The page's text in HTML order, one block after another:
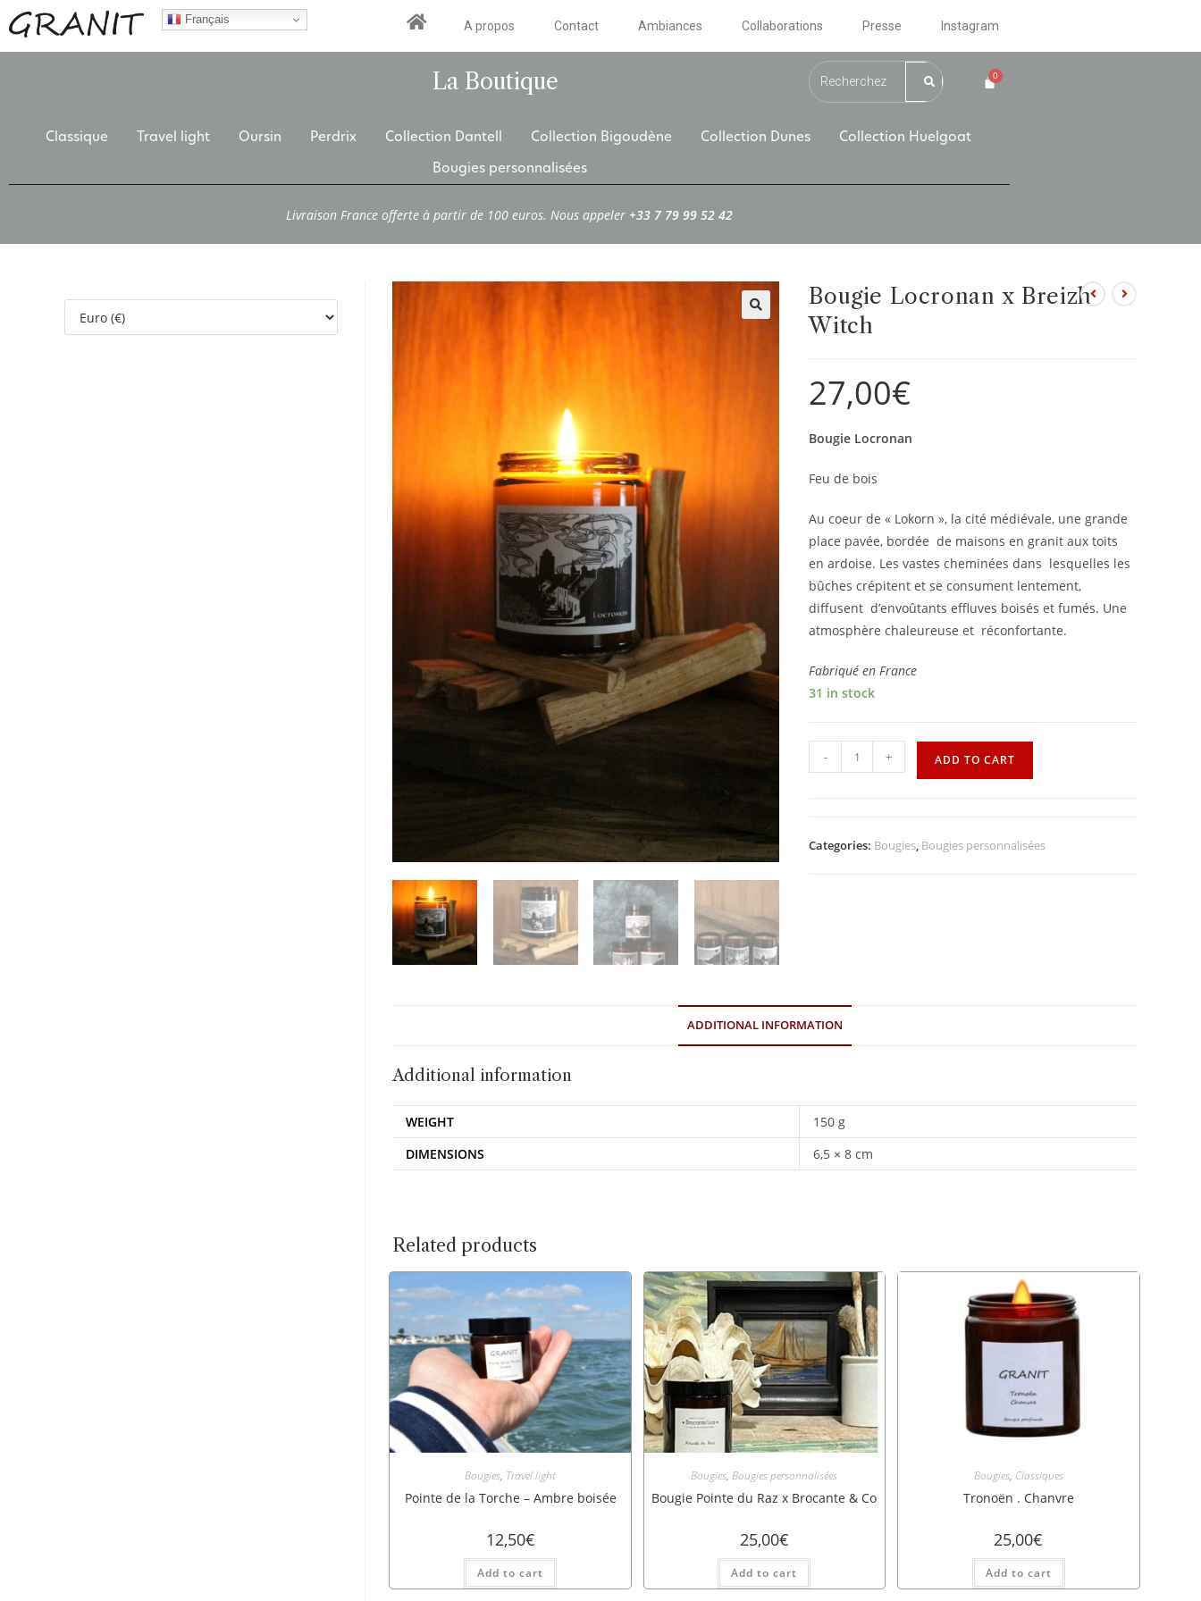
Français A propos Contact Ambiances Collaborations Presse Instagram
La Boutique
Classique Travel light Oursin Perdrix Collection Dantell Collection Bigoudène Collection Dunes
Collection Huelgoat
Bougies personnalisées
Livraison France offerte à partir de 100 euros. Nous appeler +33 7 79 99 52 42
Bougie Locronan x Breizh
Witch
27,00€
Bougie Locronan
Feu de bois
Au coeur de « Lokorn », la cité médiévale, une grande
place pavée, bordée de maisons en granit aux toits
en ardoise. Les vastes cheminées dans lesquelles les
bûches crépitent et se consument lentement,
diffusent d’envoûtants effluves boisés et fumés. Une
atmosphère chaleureuse et réconfortante.
Fabriqué en France
31 in stock
- + ADD TO CART
Categories: Bougies, Bougies personnalisées
ADDITIONAL INFORMATION
Additional information
WEIGHT
150 g
DIMENSIONS
6,5 × 8 cm
Related products
Bougies, Travel light
Pointe de la Torche – Ambre boisée
12,50€
Add to cart
Bougies,Bougies personnalisées
Bougie Pointe du Raz x Brocante & Co
25,00€
Add to cart
Bougies, Classiques
Tronoën . Chanvre
25,00€
Add to cart